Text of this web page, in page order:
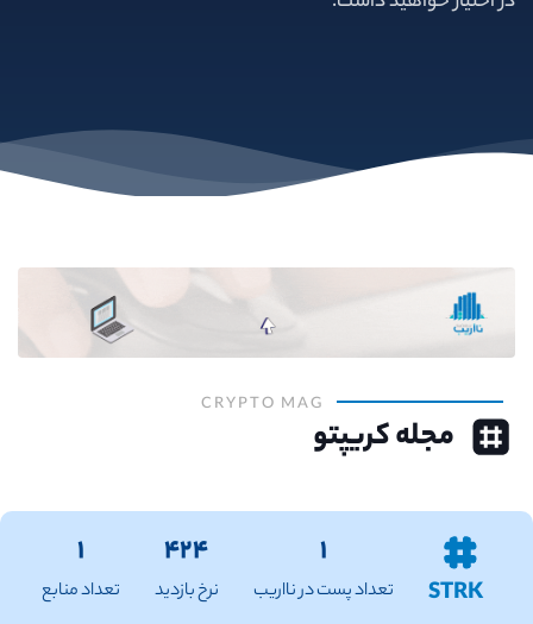
CRYPTO MAG
مجله کریپتو
STRK
۱
تعداد پست در نااریب
۴۲۴
نرخ بازدید
۱
تعداد منابع